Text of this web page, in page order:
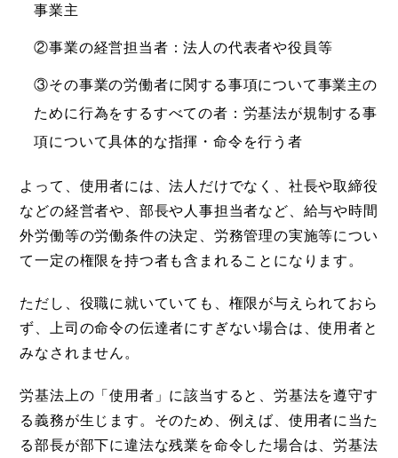
事業主
②事業の経営担当者：法人の代表者や役員等
③その事業の労働者に関する事項について事業主の
ために行為をするすべての者：労基法が規制する事
項について具体的な指揮・命令を行う者
よって、使用者には、法人だけでなく、社長や取締役
などの経営者や、部長や人事担当者など、給与や時間
外労働等の労働条件の決定、労務管理の実施等につい
て一定の権限を持つ者も含まれることになります。
ただし、役職に就いていても、権限が与えられておら
ず、上司の命令の伝達者にすぎない場合は、使用者と
みなされません。
労基法上の「使用者」に該当すると、労基法を遵守す
る義務が生じます。そのため、例えば、使用者に当た
る部長が部下に違法な残業を命令した場合は、労基法